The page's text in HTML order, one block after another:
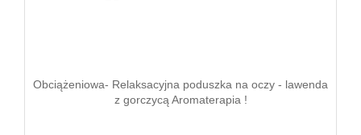
Obciążeniowa- Relaksacyjna poduszka na oczy - lawenda
z gorczycą Aromaterapia !